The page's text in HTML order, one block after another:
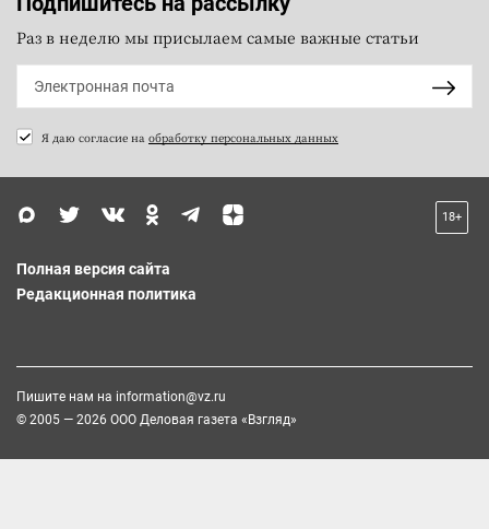
Раз в неделю мы присылаем самые важные статьи
Я даю согласие на обработку персональных данных
18+
Полная версия сайта
Редакционная политика
Пишите нам на information@vz.ru
© 2005 — 2026 ООО Деловая газета «Взгляд»